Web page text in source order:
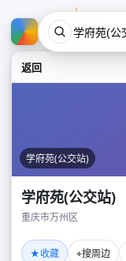
返回
学府苑(公交站)
学府苑(公交站)
重庆市万州区
★收藏 ⌖搜周边